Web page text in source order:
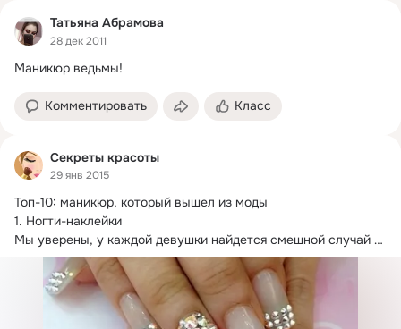
Татьяна Абрамова
28 дек 2011
Маникюр ведьмы!
Комментировать Класс
Секреты красоты
29 янв 2015
Топ-10: маникюр, который вышел из моды
1. Ногти-наклейки
Мы уверены, у каждой девушки найдется смешной случай
про то, как в самый ответственный момент отвалился
накладной ноготь